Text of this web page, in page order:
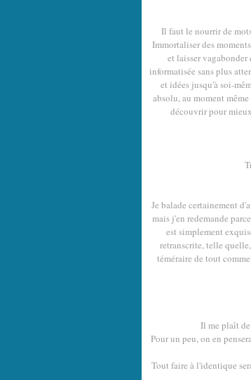
Il faut le nourrir de
Immortaliser des
et laisser
informatisée sans plus
et idées jusqu'à soi-
absolu, au moment
découvrir pour
Je balade certainement
mais j'en redemande
est simplement
retranscrite, telle
téméraire de tout
Il me plaît de
Pour un peu, on en
Tout faire à l'identique